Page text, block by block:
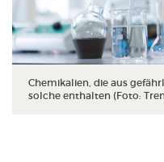
Chemikalien, die aus
solche enthalten (Foto: